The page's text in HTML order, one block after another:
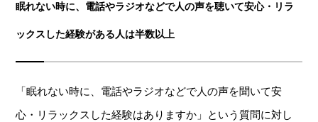
眠れない時に、電話やラジオなどで人の声を聴いて安心・リラ
ックスした経験がある人は半数以上
「眠れない時に、電話やラジオなどで人の声を聞いて安
心・リラックスした経験はありますか」という質問に対し